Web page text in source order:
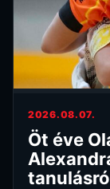
2026.08.07.
Öt éve